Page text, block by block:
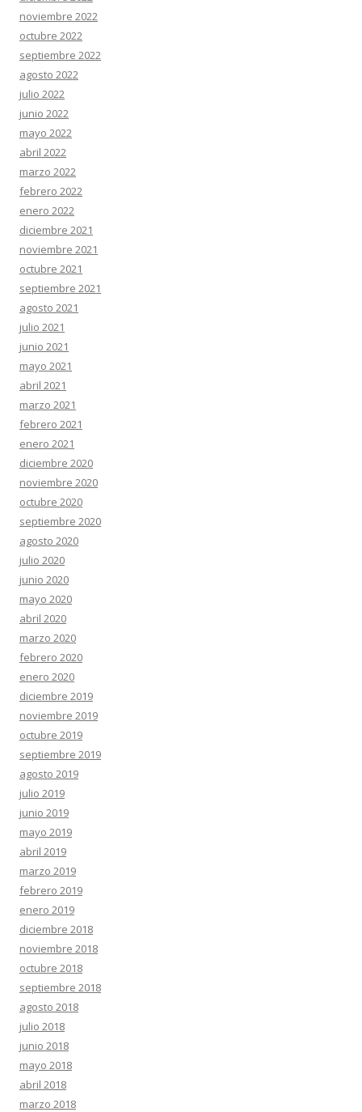
noviembre 2022
octubre 2022
septiembre 2022
agosto 2022
julio 2022
junio 2022
mayo 2022
abril 2022
marzo 2022
febrero 2022
enero 2022
diciembre 2021
noviembre 2021
octubre 2021
septiembre 2021
agosto 2021
julio 2021
junio 2021
mayo 2021
abril 2021
marzo 2021
febrero 2021
enero 2021
diciembre 2020
noviembre 2020
octubre 2020
septiembre 2020
agosto 2020
julio 2020
junio 2020
mayo 2020
abril 2020
marzo 2020
febrero 2020
enero 2020
diciembre 2019
noviembre 2019
octubre 2019
septiembre 2019
agosto 2019
julio 2019
junio 2019
mayo 2019
abril 2019
marzo 2019
febrero 2019
enero 2019
diciembre 2018
noviembre 2018
octubre 2018
septiembre 2018
agosto 2018
julio 2018
junio 2018
mayo 2018
abril 2018
marzo 2018